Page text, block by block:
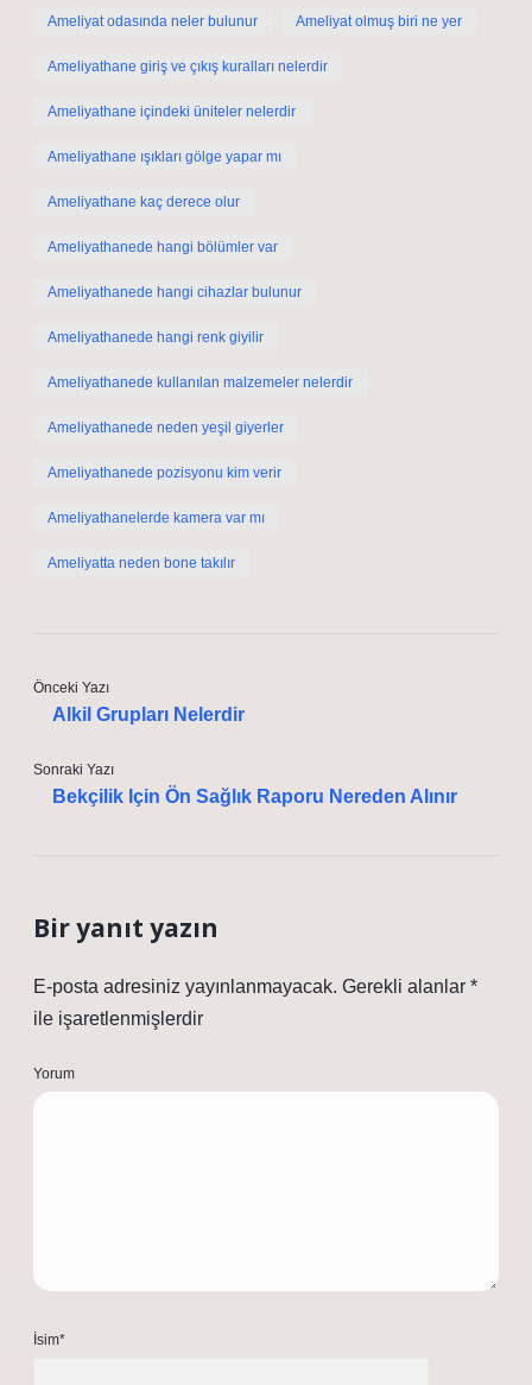
Ameliyat odasında neler bulunur Ameliyat olmuş biri ne yer
Ameliyathane giriş ve çıkış kuralları nelerdir
Ameliyathane içindeki üniteler nelerdir
Ameliyathane ışıkları gölge yapar mı
Ameliyathane kaç derece olur
Ameliyathanede hangi bölümler var
Ameliyathanede hangi cihazlar bulunur
Ameliyathanede hangi renk giyilir
Ameliyathanede kullanılan malzemeler nelerdir
Ameliyathanede neden yeşil giyerler
Ameliyathanede pozisyonu kim verir
Ameliyathanelerde kamera var mı
Ameliyatta neden bone takılır
Önceki Yazı
Alkil Grupları Nelerdir
Sonraki Yazı
Bekçilik Için Ön Sağlık Raporu Nereden Alınır
Bir yanıt yazın
E-posta adresiniz yayınlanmayacak. Gerekli alanlar *
ile işaretlenmişlerdir
Yorum
İsim*